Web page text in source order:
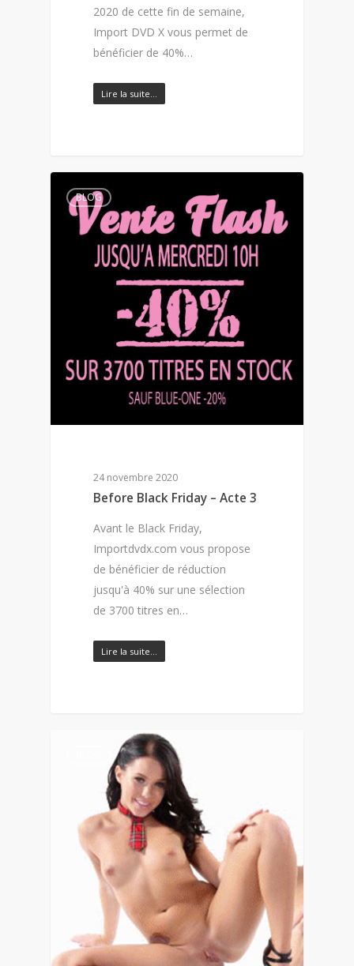
2020 de cette fin de semaine,
Import DVD X vous permet de
bénéficier de 40%…
Lire la suite…
BLOG
24 novembre 2020
Before Black Friday – Acte 3
Avant le Black Friday,
Importdvdx.com vous propose
de bénéficier de réduction
jusqu'à 40% sur une sélection
de 3700 titres en…
Lire la suite…